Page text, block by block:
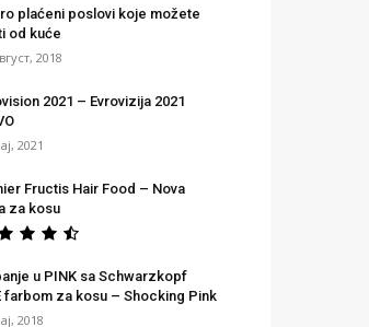
plaćeni poslovi koje možete
od kuće
2018
2021 – Evrovizija 2021
2021
Fructis Hair Food – Nova
za kosu
u PINK sa Schwarzkopf
farbom za kosu – Shocking Pink
2018